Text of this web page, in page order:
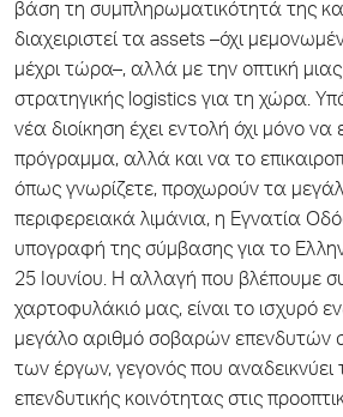
βάση τη συμπληρωματικότητά της
διαχειριστεί τα assets –όχι
μέχρι τώρα–, αλλά με την οπτική μιας
στρατηγικής logistics για τη χώρα.
νέα διοίκηση έχει εντολή όχι μόνο να
πρόγραμμα, αλλά και να το
όπως γνωρίζετε, προχωρούν τα
περιφερειακά λιμάνια, η Εγνατία
υπογραφή της σύμβασης για το
25 Ιουνίου. Η αλλαγή που βλέπουμε
χαρτοφυλάκιό μας, είναι το ισχυρό
μεγάλο αριθμό σοβαρών επενδυτών
των έργων, γεγονός που αναδεικνύει
επενδυτικής κοινότητας στις